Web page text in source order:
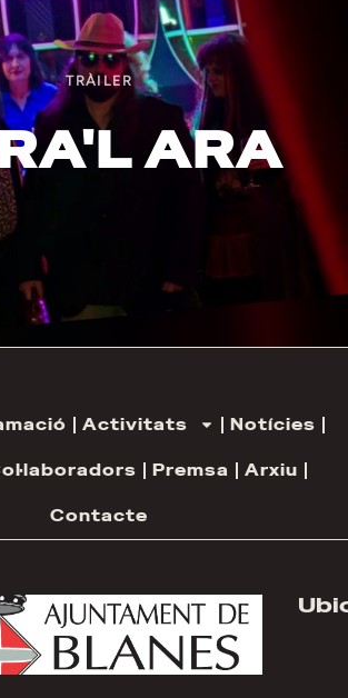
TRÀILER
ARA
Activitats Notícies
Premsa Arxiu
Contacte